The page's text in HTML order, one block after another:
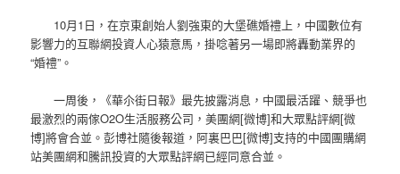
10月1日，在京東創始人劉強東的大堡礁婚禮上，中國數位有
影響力的互聯網投資人心猿意馬，掛唸著另一場即將轟動業界的
“婚禮”。
一周後，《華尒街日報》最先披露消息，中國最活躍、競爭也
最激烈的兩傢O2O生活服務公司，美團網[微博]和大眾點評網[微
博]將會合並。彭博社隨後報道，阿裏巴巴[微博]支持的中國團購網
站美團網和騰訊投資的大眾點評網已經同意合並。